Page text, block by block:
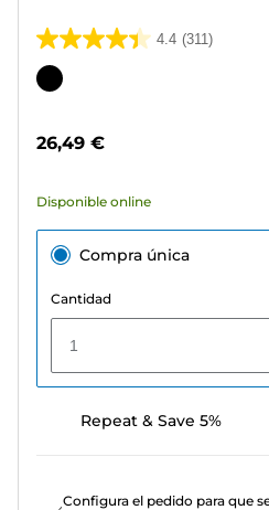
4.4 (311)
4.4
de
311
Cartucho
color
26,49 €
Disponible online
Compra única
Cantidad
1
Repeat & Save 5%
Configura el pedido para que